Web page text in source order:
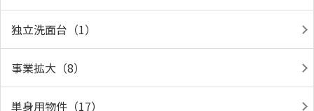
独立洗面台（1）
事業拡大（8）
単身用物件（17）